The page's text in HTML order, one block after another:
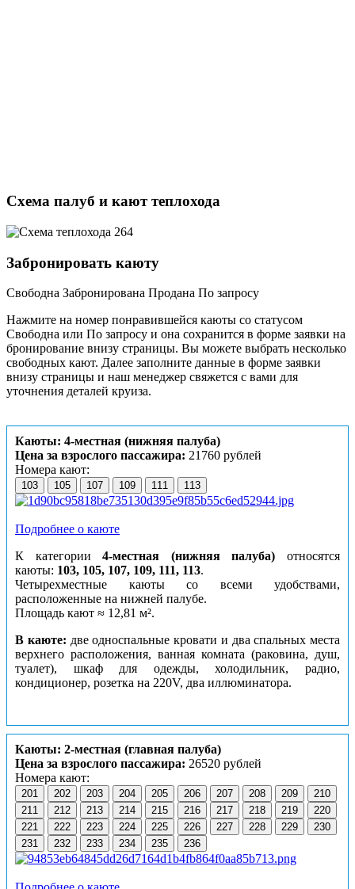
Схема палуб и кают теплохода
Забронировать каюту
Свободна Забронирована Продана По запросу
Нажмите на номер понравившейся каюты со статусом
Свободна или По запросу и она сохранится в форме заявки на
бронирование внизу страницы. Вы можете выбрать несколько
свободных кают. Далее заполните данные в форме заявки
внизу страницы и наш менеджер свяжется с вами для
уточнения деталей круиза.
Каюты: 4-местная (нижняя палуба)
Цена за взрослого пассажира: 21760 рублей
Номера кают:
103 105 107 109 111 113
Подробнее о каюте
К категории4-местная (нижняя палуба) относятся
каюты: 103, 105, 107, 109, 111, 113.
Четырехместные каюты со всеми удобствами,
расположенные на нижней палубе.
Площадь кают ≈ 12,81 м².
В каюте: две односпальные кровати и два спальных места
верхнего расположения, ванная комната (раковина, душ,
туалет), шкаф для одежды, холодильник, радио,
кондиционер, розетка на 220V, два иллюминатора.
Каюты: 2-местная (главная палуба)
Цена за взрослого пассажира: 26520 рублей
Номера кают:
201 202 203 204 205 206 207 208 209
210
211
212 213 214 215 216 217 218 219
220
221
222 223 224 225 226 227 228 229
230
231
232 233 234 235 236